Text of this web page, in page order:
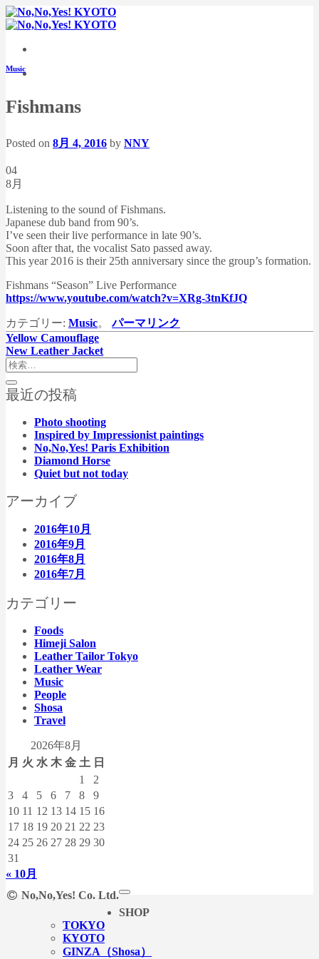
Skip
to
Music
Fishmans
Posted on 8月 4, 2016 by NNY
04
8月
Listening to the sound of Fishmans.
Japanese dub band from 90’s.
I’ve seen their live performance in late 90’s.
Soon after that, the vocalist Sato passed away.
This year 2016 is their 25th anniversary since the group’s formation.
Fishmans “Season” Live Performance
https://www.youtube.com/watch?v=XRg-3tnKfJQ
カテゴリー: Music。パーマリンク
Yellow Camouflage
New Leather Jacket
最近の投稿
Photo shooting
Inspired by Impressionist paintings
No,No,Yes! Paris Exhibition
Diamond Horse
Quiet but not today
アーカイブ
2016年10月
2016年9月
2016年8月
2016年7月
カテゴリー
Foods
Himeji Salon
Leather Tailor Tokyo
Leather Wear
Music
People
Shosa
Travel
2026年8月
月 火 水 木 金 土 日
1
2
3
4 5 6 7 8
9
10 11 12 13 14 15 16
17 18 19 20 21 22 23
24 25 26 27 28 29 30
31
« 10月
No,No,Yes! Co. Ltd.
SHOP
TOKYO
KYOTO
GINZA（Shosa）